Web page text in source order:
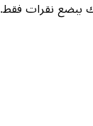
ببضع نقرات فقط.